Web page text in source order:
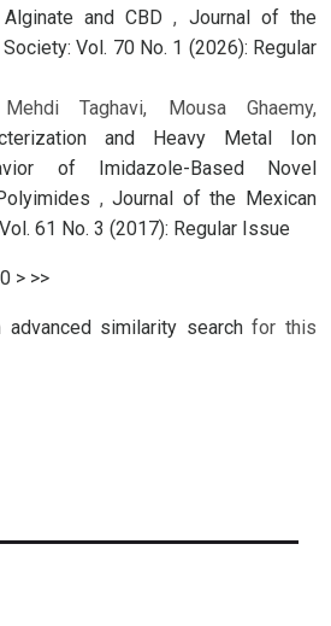
and CBD, Journal of the
Vol. 70 No. 1 (2026): Regular
Taghavi, Mousa Ghaemy,
and Heavy Metal Ion
of Imidazole-Based Novel
,Journal of the Mexican
61 No. 3 (2017): Regular Issue
> >>
advanced similarity searchfor this